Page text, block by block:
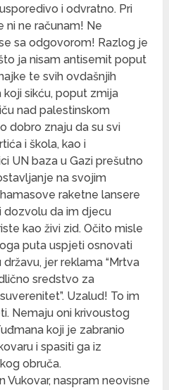
i odvratno. Pri
ni ne računam! Ne
sa odgovorom! Razlog je
ja nisam antisemit poput
te svih ovdašnjih
koji sikću, poput zmija
nad palestinskom
dobro znaju da su svi
i škola, kao i
UN baza u Gazi prešutno
na svojim
raketne lansere
dozvolu da im djecu
kao živi zid. Očito misle
puta uspjeti osnovati
jer reklama “Mrtva
sredstvo za
Uzalud! To im
Nemaju oni krivoustog
koji je zabranio
i spasiti ga iz
obruča.
Vukovar, naspram neovisne